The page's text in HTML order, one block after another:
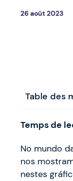
26 août 2023
Table des
Temps de
No mundo
nos
nestes